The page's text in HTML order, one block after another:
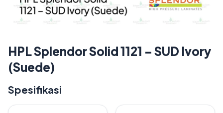
HPL Splendor Solid 1121 – SUD Ivory
(Suede)
Spesifikasi